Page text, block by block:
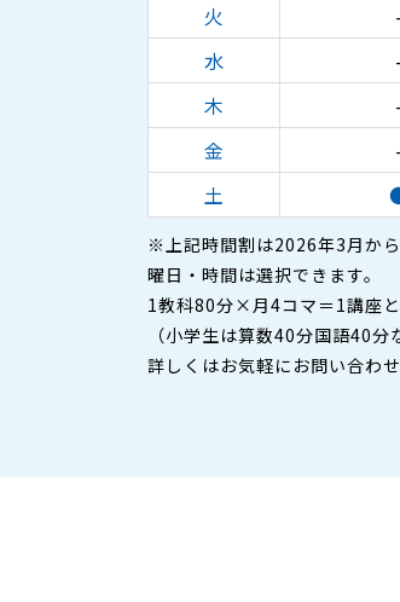
火
-
水
-
木
-
金
-
土
※上記時間割は2026年3月から
曜日・時間は選択できます。
1教科80分×月4コマ＝1講座と
（小学生は算数40分国語40分
詳しくはお気軽にお問い合わせ